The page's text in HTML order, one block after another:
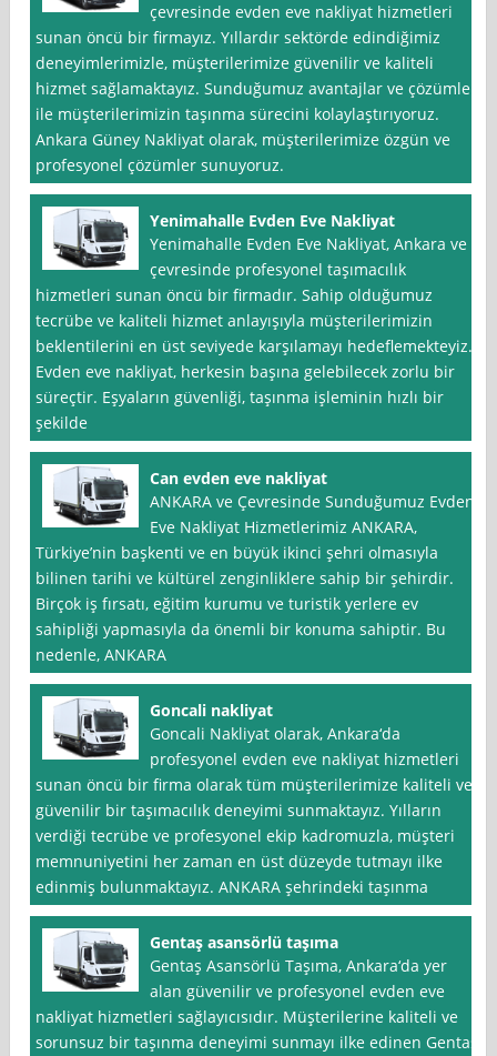
çevresinde evden eve nakliyat hizmetleri
sunan öncü bir firmayız. Yıllardır sektörde edindiğimiz
deneyimlerimizle, müşterilerimize güvenilir ve kaliteli
hizmet sağlamaktayız. Sunduğumuz avantajlar ve çözümler
ile müşterilerimizin taşınma sürecini kolaylaştırıyoruz.
Ankara Güney Nakliyat olarak, müşterilerimize özgün ve
profesyonel çözümler sunuyoruz.
Yenimahalle Evden Eve Nakliyat
Yenimahalle Evden Eve Nakliyat, Ankara ve
çevresinde profesyonel taşımacılık
hizmetleri sunan öncü bir firmadır. Sahip olduğumuz
tecrübe ve kaliteli hizmet anlayışıyla müşterilerimizin
beklentilerini en üst seviyede karşılamayı hedeflemekteyiz.
Evden eve nakliyat, herkesin başına gelebilecek zorlu bir
süreçtir. Eşyaların güvenliği, taşınma işleminin hızlı bir
şekilde
Can evden eve nakliyat
ANKARA ve Çevresinde Sunduğumuz Evden
Eve Nakliyat Hizmetlerimiz ANKARA,
Türkiye’nin başkenti ve en büyük ikinci şehri olmasıyla
bilinen tarihi ve kültürel zenginliklere sahip bir şehirdir.
Birçok iş fırsatı, eğitim kurumu ve turistik yerlere ev
sahipliği yapmasıyla da önemli bir konuma sahiptir. Bu
nedenle, ANKARA
Goncali nakliyat
Goncali Nakliyat olarak, Ankara‘da
profesyonel evden eve nakliyat hizmetleri
sunan öncü bir firma olarak tüm müşterilerimize kaliteli ve
güvenilir bir taşımacılık deneyimi sunmaktayız. Yılların
verdiği tecrübe ve profesyonel ekip kadromuzla, müşteri
memnuniyetini her zaman en üst düzeyde tutmayı ilke
edinmiş bulunmaktayız. ANKARA şehrindeki taşınma
Gentaş asansörlü taşıma
Gentaş Asansörlü Taşıma, Ankara‘da yer
alan güvenilir ve profesyonel evden eve
nakliyat hizmetleri sağlayıcısıdır. Müşterilerine kaliteli ve
sorunsuz bir taşınma deneyimi sunmayı ilke edinen Gentaş